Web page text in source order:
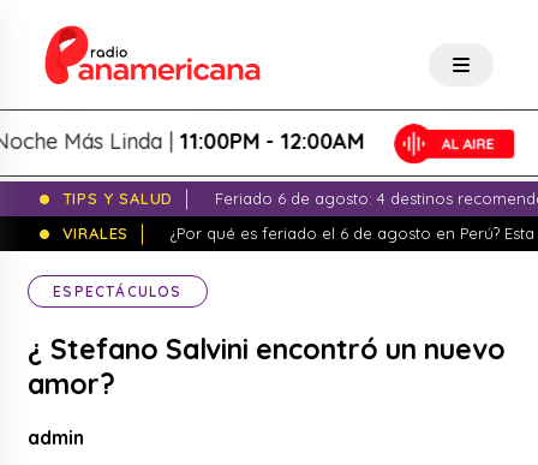
Más Linda |11:00PM - 12:00AM
TIPS Y SALUD
Feriado 6 de agosto: 4 destinos
VIRALES
¿Por qué es feriado el 6 de agosto en Perú?
ESPECTÁCULOS
¿ Stefano Salvini encontró un nuevo
amor?
admin